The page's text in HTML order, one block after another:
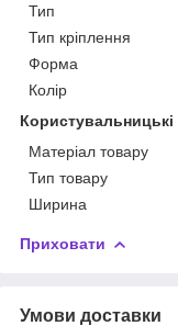
Тип
Тип кріплення
Форма
Колір
Користувальницькі
Матеріал товару
Тип товару
Ширина
Приховати
Умови доставки